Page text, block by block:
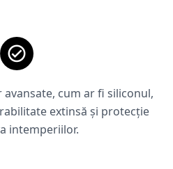
cum ar fi siliconul,
extinsă și protecție
intemperiilor.